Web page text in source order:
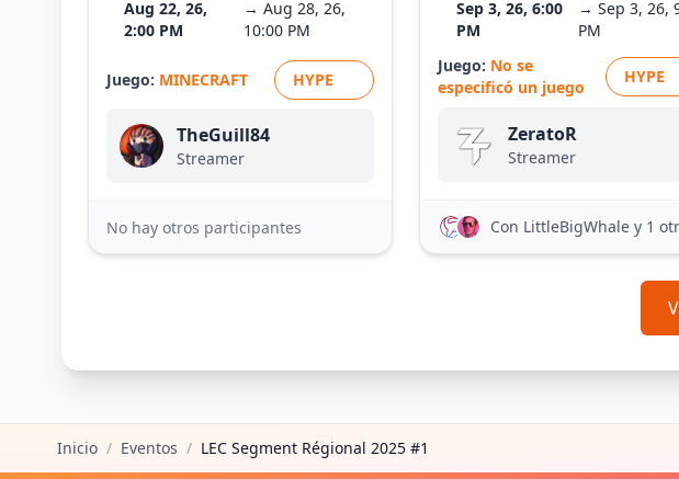
Aug 22, 26,
2:00 PM
→ Aug 28, 26,
10:00 PM
Juego: MINECRAFT HYPE
TheGuill84
Streamer
No hay otros participantes
Sep 3, 26, 6:00
PM
→ Sep 3, 26,
PM
Juego: No se
especificó un juego
HYPE
ZeratoR
Streamer
Con LittleBigWhale y 1
Inicio / Eventos / LEC Segment Régional 2025 #1